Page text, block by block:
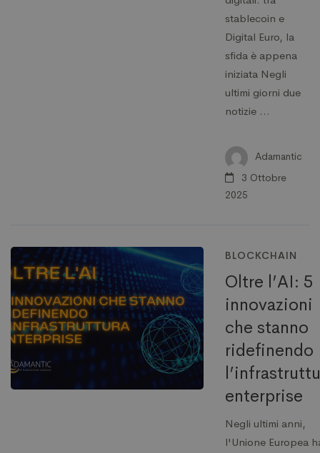
stablecoin e
Digital Euro, la
sfida è appena
iniziata Negli
ultimi giorni due
notizie …
Adamantic
3 Ottobre
2025
BLOCKCHAIN
Oltre l’AI: 5
innovazioni
che stanno
ridefinendo
enterprise
Negli ultimi anni,
l'Unione Europea